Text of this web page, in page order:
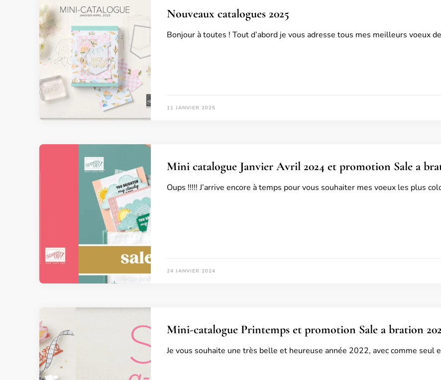
Nouveaux catalogues 2025
Bonjour à toutes ! Tout d’abord je vous adresse tous mes meilleurs voeux
11 JANVIER 2025
Mini catalogue Janvier Avril 2024 et promotion Sale a
Oups !!!!! J’arrive encore à temps pour vous souhaiter mes voeux les plus
24 JANVIER 2024
Mini-catalogue Printemps et promotion Sale a bration
Je vous souhaite une très belle et heureuse année 2022, avec comme seul